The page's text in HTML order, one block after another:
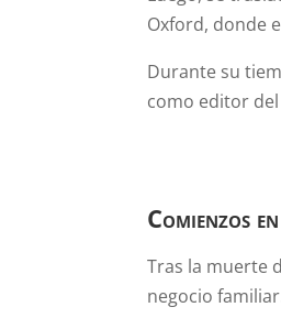
Oxford, donde
Durante su
como editor
Comienzos
Tras la muerte
negocio